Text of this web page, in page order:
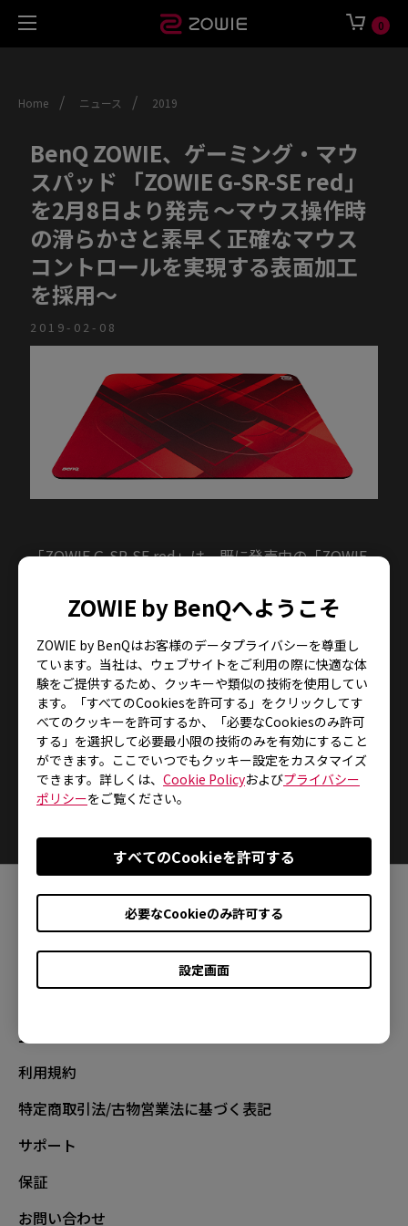
ZOWIE by BenQへようこそ
ZOWIE by BenQはお客様のデータプライバシーを尊重し
ています。当社は、ウェブサイトをご利用の際に快適な体
験をご提供するため、クッキーや類似の技術を使用してい
ます。「すべてのCookiesを許可する」をクリックしてす
べてのクッキーを許可するか、「必要なCookiesのみ許可
する」を選択して必要最小限の技術のみを有効にすること
ができます。ここでいつでもクッキー設定をカスタマイズ
できます。詳しくは、 Cookie Policyおよびプライバシー
ポリシーをご覧ください。
設定画面
必要なCookieのみ許可する
すべてのCookieを許可する
0
Home / ニュース / 2019
BenQ ZOWIE、ゲーミング・マウ
スパッド 「ZOWIE G-SR-SE red」
を2月8日より発売 ～マウス操作時
の滑らかさと素早く正確なマウス
コントロールを実現する表面加工
を採用～
2019-02-08
「ZOWIE G-SR-SE red」は、既に発売中の「ZOWIE
デートされ、布製に柔らかいラバーベース仕上げで、
快適な操作性をゲーマーに提供するゲーミング・マ
ウスパッドです。 ユニークな柔らかいラバーベース
は100%のフルフラットを提供し、マウスパッドの上
で絶えずマウスを滑らせても快適なゲームプレイを実
現します。表面加工を施し、G-SR-SEとは異なった滑
らかさとマウス操作時のスピード感を提供していま
す。
正規取扱店一覧
利用規約
特定商取引法/古物営業法に基づく表記
サポート
保証
お問い合わせ